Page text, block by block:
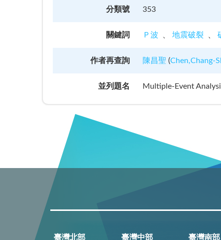
分類號 353
關鍵詞 Ｐ波 地震破裂
作者再查詢 陳昌聖 (Chen,Chang-
並列題名 Multiple-Event
臺灣北部 臺灣中部 臺灣南部